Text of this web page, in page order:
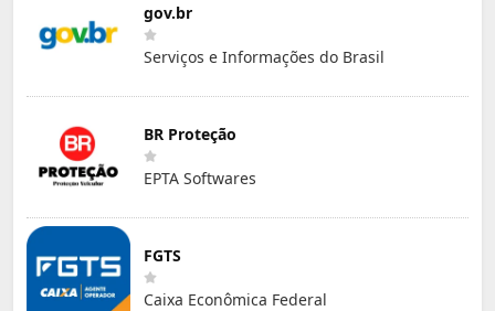
gov.br
Serviços e Informações do Brasil
BR Proteção
EPTA Softwares
FGTS
Caixa Econômica Federal